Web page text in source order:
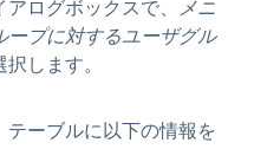
アログボックスで、
メニ
ープに対するユーザグル
します。
テーブルに以下の情報を